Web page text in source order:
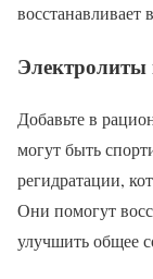
восстанавливает
Электролиты
Добавьте в
могут быть
регидратации,
Они помогут
улучшить общее